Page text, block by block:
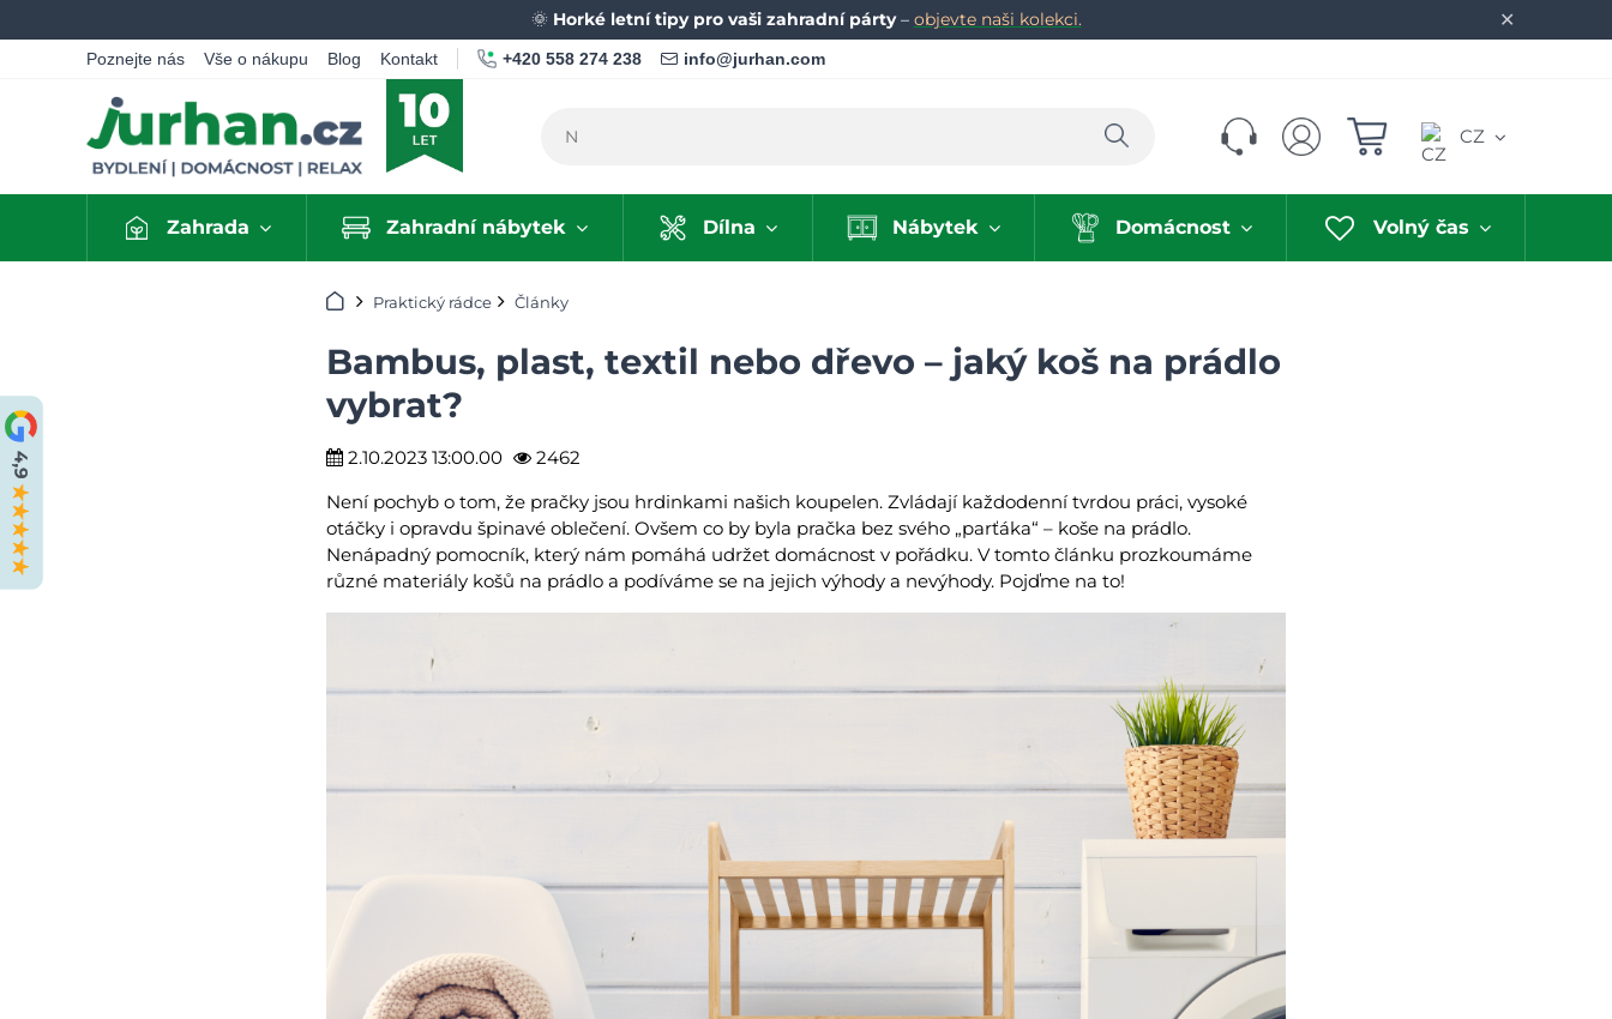
✕
🌞 Horké letní tipy pro vaši zahradní párty– objevte naši kolekci.
Poznejte nás Vše o nákupu Blog Kontakt +420 558 274 238 info@jurhan.com
Hledat CZ
Zahrada Zahradní nábytek Dílna Nábytek Domácnost Volný čas
Úvod Praktický rádce Články
Bambus, plast, textil nebo dřevo – jaký koš na prádlo
vybrat?
2.10.2023 13:00.00
2462
Není pochyb o tom, že pračky jsou hrdinkami našich koupelen. Zvládají každodenní tvrdou práci, vysoké
otáčky i opravdu špinavé oblečení. Ovšem co by byla pračka bez svého „parťáka“ – koše na prádlo.
Nenápadný pomocník, který nám pomáhá udržet domácnost v pořádku. V tomto článku prozkoumáme
různé materiály košů na prádlo a podíváme se na jejich výhody a nevýhody. Pojďme na to!